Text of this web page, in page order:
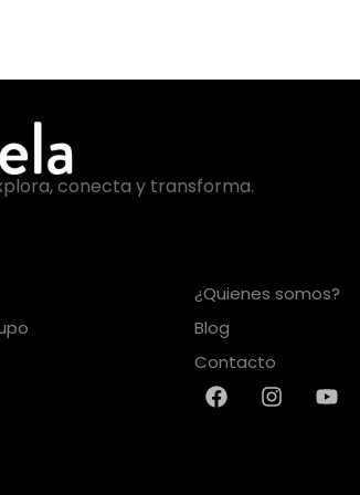
conecta y transforma.
¿Quienes somos?
Blog
Contacto